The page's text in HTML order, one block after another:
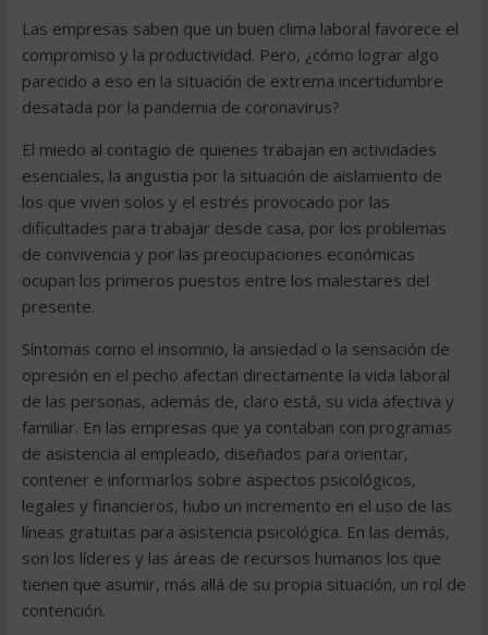
Las empresas saben que un buen clima laboral favorece el
compromiso y la productividad. Pero, ¿cómo lograr algo
parecido a eso en la situación de extrema incertidumbre
desatada por la pandemia de coronavirus?
El miedo al contagio de quienes trabajan en actividades
esenciales, la angustia por la situación de aislamiento de
los que viven solos y el estrés provocado por las
dificultades para trabajar desde casa, por los problemas
de convivencia y por las preocupaciones económicas
ocupan los primeros puestos entre los malestares del
presente.
Síntomas como el insomnio, la ansiedad o la sensación de
opresión en el pecho afectan directamente la vida laboral
de las personas, además de, claro está, su vida afectiva y
familiar. En las empresas que ya contaban con programas
de asistencia al empleado, diseñados para orientar,
contener e informarlos sobre aspectos psicológicos,
legales y financieros, hubo un incremento en el uso de las
líneas gratuitas para asistencia psicológica. En las demás,
son los líderes y las áreas de recursos humanos los que
tienen que asumir, más allá de su propia situación, un rol de
contención.